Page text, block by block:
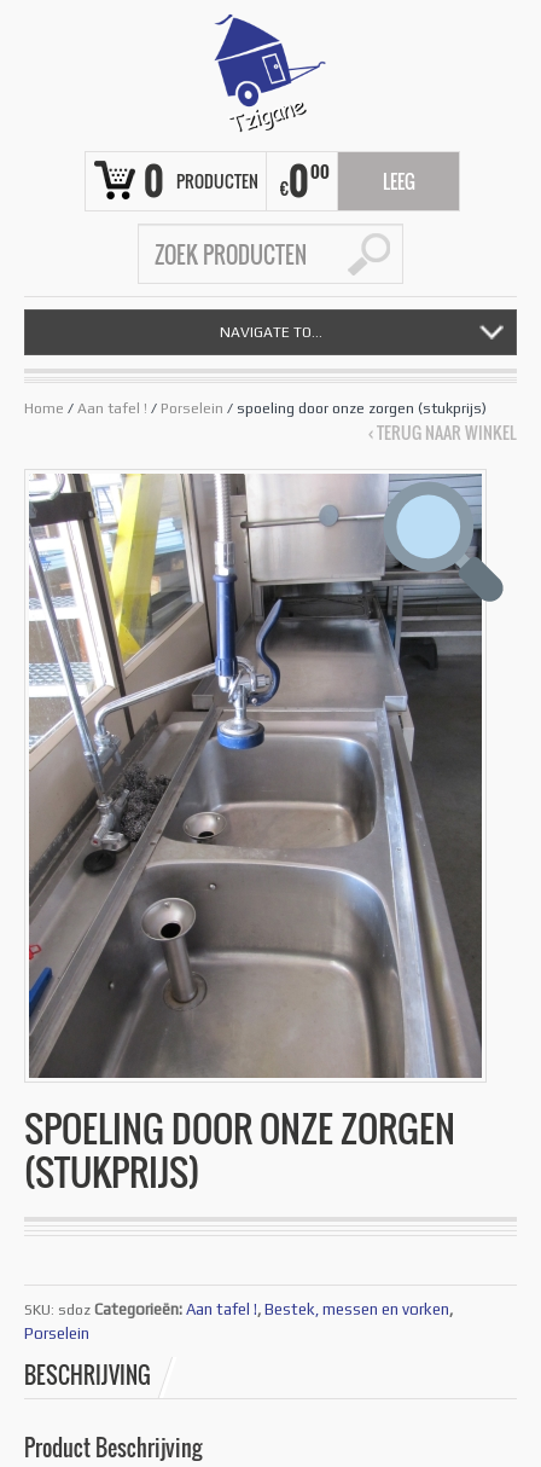
0 PRODUCTEN €000 LEEG
NAVIGATE TO...
Home / Aan tafel ! / Porselein / spoeling door onze zorgen (stukprijs)
‹ TERUG NAAR WINKEL
SPOELING DOOR ONZE ZORGEN
(STUKPRIJS)
SKU: sdoz Categorieën: Aan tafel !, Bestek, messen en vorken,
Porselein
BESCHRIJVING
Product Beschrijving